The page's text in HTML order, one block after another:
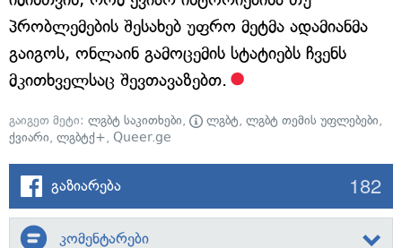
პრობლემების შესახებ უფრო მეტმა ადამიანმა
გაიგოს, ონლაინ გამოცემის სტატიებს ჩვენს
მკითხველსაც შევთავაზებთ.
გაიგეთ მეტი: ლგბტ საკითხები, ლგბტ, ლგბტ თემის უფლებები,
ქვიარი, ლგბტქ+, Queer.ge
გაზიარება 182
კომენტარები